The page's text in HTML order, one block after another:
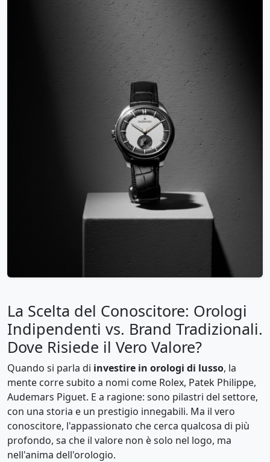
La Scelta del Conoscitore: Orologi
Indipendenti vs. Brand Tradizionali.
Dove Risiede il Vero Valore?
Quando si parla di investire in orologi di lusso, la
mente corre subito a nomi come Rolex, Patek Philippe,
Audemars Piguet. E a ragione: sono pilastri del settore,
con una storia e un prestigio innegabili. Ma il vero
conoscitore, l'appassionato che cerca qualcosa di più
profondo, sa che il valore non è solo nel logo, ma
nell'anima dell'orologio.